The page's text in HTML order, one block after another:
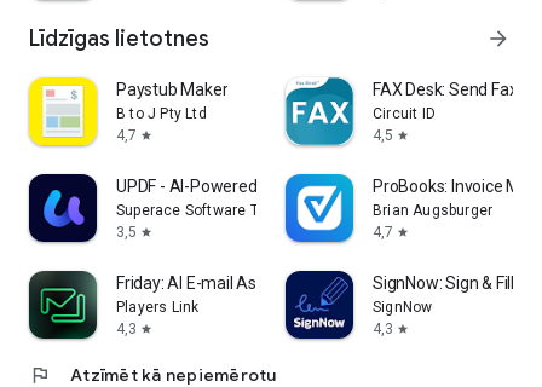
Līdzīgas lietotnes arrow_forward
Paystub Maker
B to J Pty Ltd
4,7 star
FAX Desk: Send Fax
Circuit ID
4,5 star
UPDF - AI-Powered PDF Editor
Superace Software Technology Co., Ltd.
3,5 star
ProBooks: Invoice
Brian Augsburger
4,7 star
Friday: AI E-mail Assistant
Players Link
4,3 star
SignNow: Sign & Fill
SignNow
4,3 star
flag Atzīmēt kā nepiemērotu